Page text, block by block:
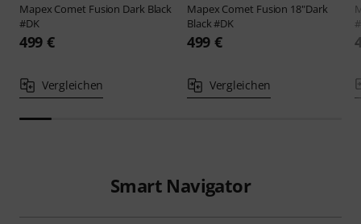
Mapex Comet Fusion Dark Black
#DK
499 €
Vergleichen
Mapex Comet Fusion 18"Dark
Black #DK
499 €
Vergleichen
Smart Navigator